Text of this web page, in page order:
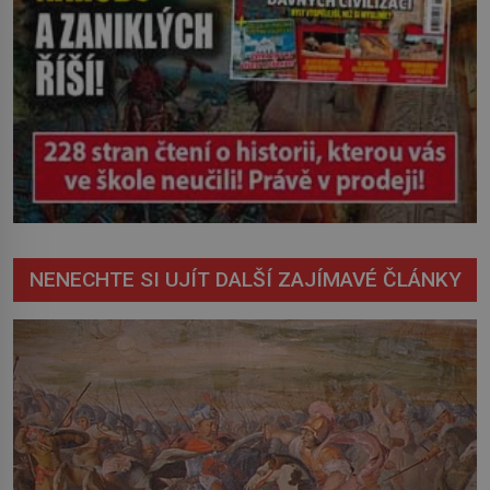
NENECHTE SI UJÍT DALŠÍ ZAJÍMAVÉ ČLÁNKY